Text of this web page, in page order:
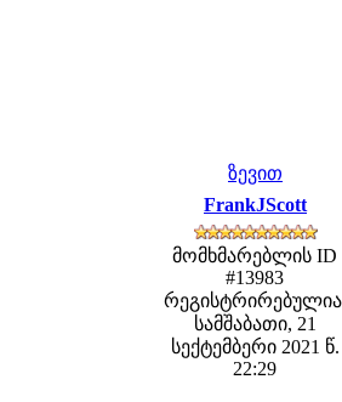
ზევით
FrankJScott
მომხმარებლის ID
#13983
სამშაბათი, 21
სექტემბერი 2021 წ.
22:29